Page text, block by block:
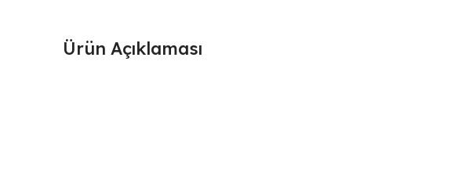
Ürün Açıklaması